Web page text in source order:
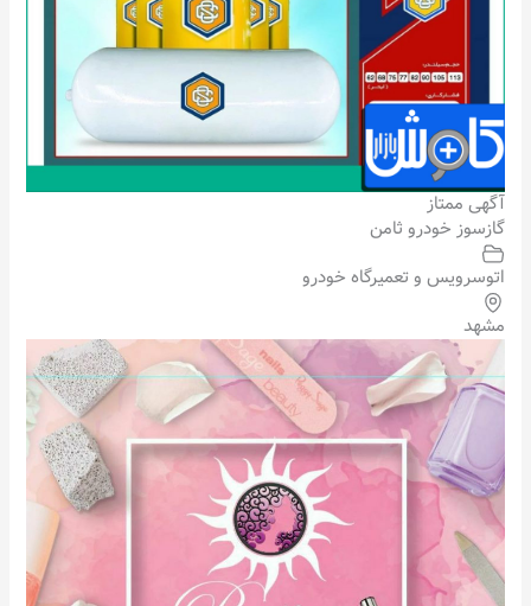
آگهی ممتاز
گازسوز خودرو ثامن
اتوسرویس و تعمیرگاه خودرو
مشهد